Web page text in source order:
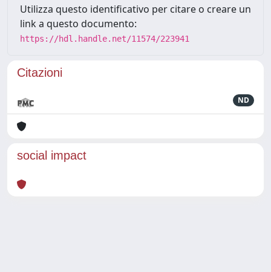
Utilizza questo identificativo per citare o creare un
link a questo documento:
https://hdl.handle.net/11574/223941
Citazioni
ND
social impact